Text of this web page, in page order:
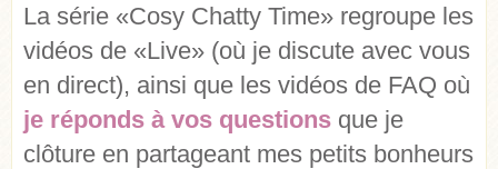
La série «Cosy Chatty Time» regroupe les
vidéos de «Live» (où je discute avec vous
en direct), ainsi que les vidéos de FAQ où
je réponds à vos questions que je
clôture en partageant mes petits bonheurs